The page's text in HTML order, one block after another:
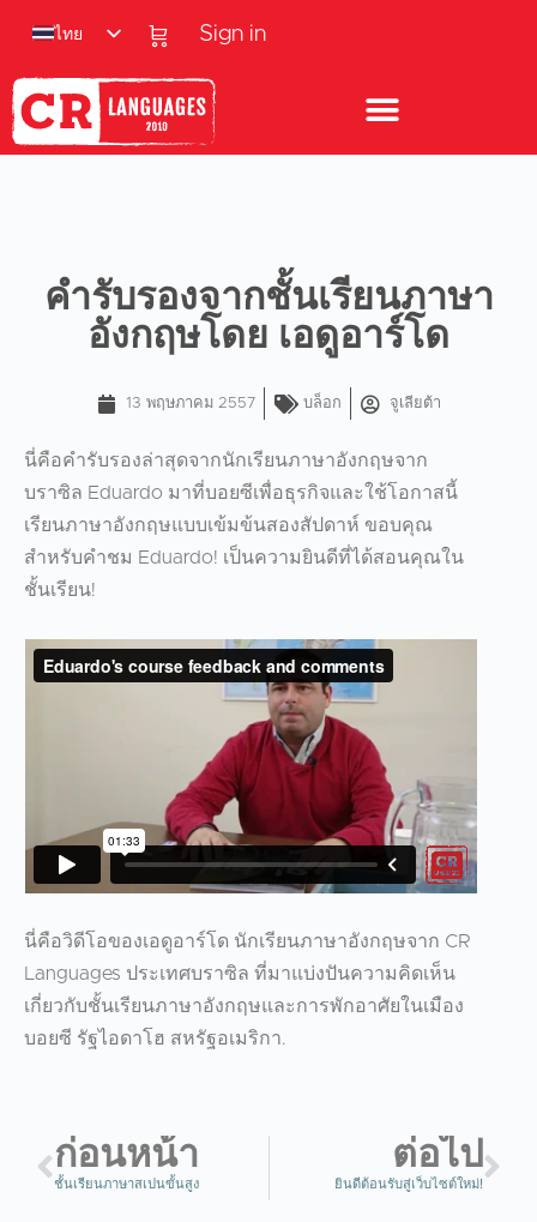
Sign in
ไทย
คำรับรองจากชั้นเรียนภาษา
อังกฤษโดย เอดูอาร์โด
13 พฤษภาคม 2557 บล็อก จูเลียต้า
นี่คือคำรับรองล่าสุดจากนักเรียนภาษาอังกฤษจาก
บราซิล Eduardo มาที่บอยซีเพื่อธุรกิจและใช้โอกาสนี้
เรียนภาษาอังกฤษแบบเข้มข้นสองสัปดาห์ ขอบคุณ
สำหรับคำชม Eduardo! เป็นความยินดีที่ได้สอนคุณใน
ชั้นเรียน!
นี่คือวิดีโอของเอดูอาร์โด นักเรียนภาษาอังกฤษจาก CR
Languages ประเทศบราซิล ที่มาแบ่งปันความคิดเห็น
เกี่ยวกับชั้นเรียนภาษาอังกฤษและการพักอาศัยในเมือง
บอยซี รัฐไอดาโฮ สหรัฐอเมริกา.
ก่อนหน้า
ชั้นเรียนภาษาสเปนขั้นสูง
ต่อไป
ยินดีต้อนรับสู่เว็บไซต์ใหม่!